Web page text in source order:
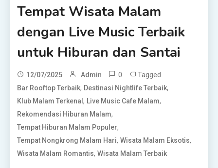
Tempat Wisata Malam
dengan Live Music Terbaik
untuk Hiburan dan Santai
12/07/2025 Admin 0 Tagged
Bar Rooftop Terbaik, Destinasi Nightlife Terbaik,
Klub Malam Terkenal, Live Music Cafe Malam,
Rekomendasi Hiburan Malam,
Tempat Hiburan Malam Populer,
Tempat Nongkrong Malam Hari,Wisata Malam Eksotis,
Wisata Malam Romantis,Wisata Malam Terbaik